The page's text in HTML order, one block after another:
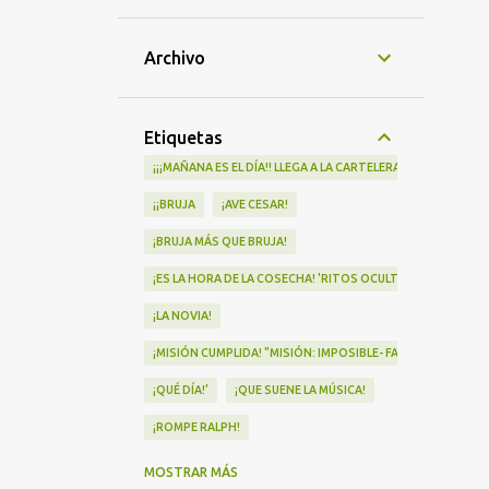
Archivo
Etiquetas
¡¡¡MAÑANA ES EL DÍA!! LLEGA A LA CARTELERA "MAD HEIDI"
¡¡BRUJA ¡AVE CESAR!
¡BRUJA MÁS QUE BRUJA!
¡ES LA HORA DE LA COSECHA! 'RITOS OCULTOS' LLEGA A
¡LA NOVIA!
¡MISIÓN CUMPLIDA! "MISIÓN: IMPOSIBLE- FALLOUT" Nº1 EN
¡QUÉ DÍA!' ¡QUE SUENE LA MÚSICA!
¡ROMPE RALPH!
¡VA POR NOSOTRAS!
MOSTRAR MÁS